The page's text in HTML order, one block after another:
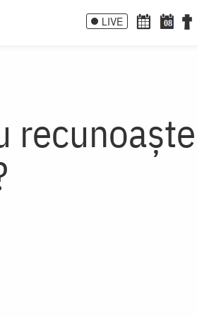
LIVE 08